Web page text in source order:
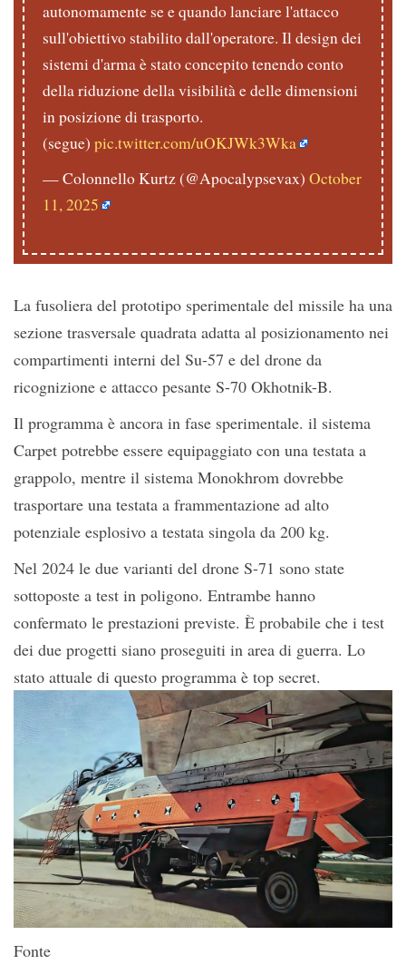
autonomamente se e quando lanciare l'attacco
sull'obiettivo stabilito dall'operatore. Il design dei
sistemi d'arma è stato concepito tenendo conto
della riduzione della visibilità e delle dimensioni
in posizione di trasporto.
(segue) pic.twitter.com/uOKJWk3Wka
— Colonnello Kurtz (@Apocalypsevax) October
11, 2025
La fusoliera del prototipo sperimentale del missile ha una
sezione trasversale quadrata adatta al posizionamento nei
compartimenti interni del Su-57 e del drone da
ricognizione e attacco pesante S-70 Okhotnik-B.
Il programma è ancora in fase sperimentale. il sistema
Carpet potrebbe essere equipaggiato con una testata a
grappolo, mentre il sistema Monokhrom dovrebbe
trasportare una testata a frammentazione ad alto
potenziale esplosivo a testata singola da 200 kg.
Nel 2024 le due varianti del drone S-71 sono state
sottoposte a test in poligono. Entrambe hanno
confermato le prestazioni previste. È probabile che i test
dei due progetti siano proseguiti in area di guerra. Lo
stato attuale di questo programma è top secret.
Fonte